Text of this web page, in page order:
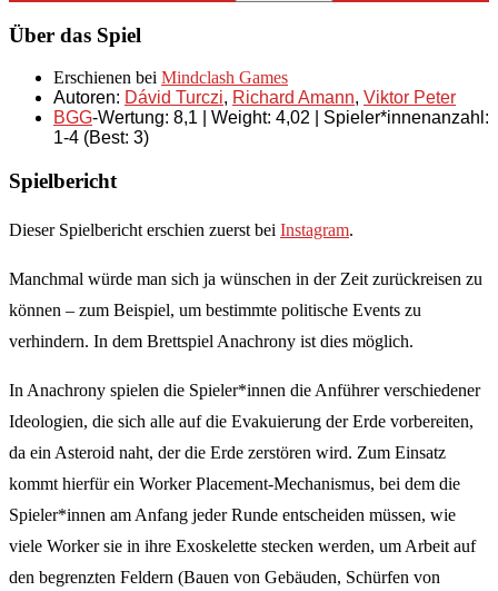
Über das Spiel
Erschienen bei Mindclash Games
Autoren: Dávid Turczi, Richard Amann, Viktor Peter
BGG-Wertung: 8,1 | Weight: 4,02 | Spieler*innenanzahl:
1-4 (Best: 3)
Spielbericht
Dieser Spielbericht erschien zuerst bei Instagram.
Manchmal würde man sich ja wünschen in der Zeit zurückreisen zu
können – zum Beispiel, um bestimmte politische Events zu
verhindern. In dem Brettspiel Anachrony ist dies möglich.
In Anachrony spielen die Spieler*innen die Anführer verschiedener
Ideologien, die sich alle auf die Evakuierung der Erde vorbereiten,
da ein Asteroid naht, der die Erde zerstören wird. Zum Einsatz
kommt hierfür ein Worker Placement-Mechanismus, bei dem die
Spieler*innen am Anfang jeder Runde entscheiden müssen, wie
viele Worker sie in ihre Exoskelette stecken werden, um Arbeit auf
den begrenzten Feldern (Bauen von Gebäuden, Schürfen von